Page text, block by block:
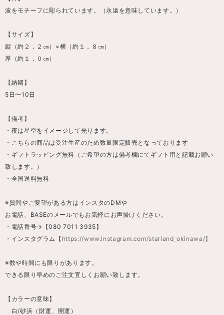
波をモチーフに彫られています。（永遠を意味しています。）
【サイズ】
縦（約２，２㎝）×横（約１，８㎝）
厚（約１，０㎝）
【納期】
5日〜10日
【備考】
・夜は星空をイメージして光ります。
・こちらの商品は受注生産のため数量限定販売となっております
・ギフトラッピング無料（ご希望の方は備考欄にてギフト用と記載お願い
致します。）
・全国送料無料
※質問やご要望がある方はインスタのDMや
お電話、BASEのメールでもお気軽にお声掛けください。
・電話番号→【080 7011 3935】
・インスタグラム【 https://www.instagram.com/starland_okinawa/】
※数や時間にも限りがあります。
できる限り早めのご注文宜しくお願い致します。
【カラーの意味】
白/砂浜（財運、開運）